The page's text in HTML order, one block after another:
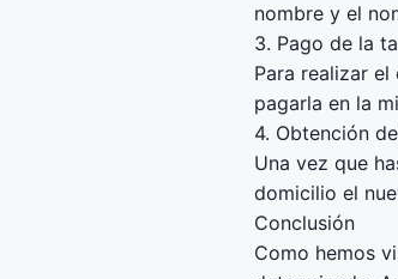
nombre y el
3. Pago de la
Para realizar
pagarla en la
4. Obtención
Una vez que
domicilio el
Conclusión
Como hemos